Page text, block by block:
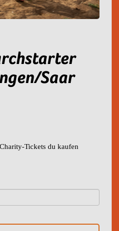
Saar
Tickets du kaufen